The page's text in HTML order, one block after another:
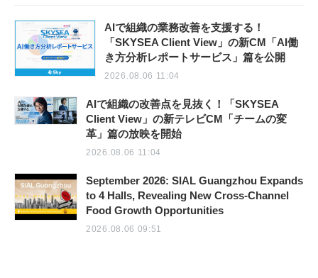
AIで組織の業務改善を支援する！
「SKYSEA Client View」の新CM「AI働
き方分析レポートサービス」篇を公開
2026.08.06 11:04
AIで組織の改善点を見抜く！「SKYSEA
Client View」の新テレビCM「チームの変
革」篇の放映を開始
2026.08.06 11:04
September 2026: SIAL Guangzhou Expands
to 4 Halls, Revealing New Cross-Channel
Food Growth Opportunities
2026.08.06 09:51